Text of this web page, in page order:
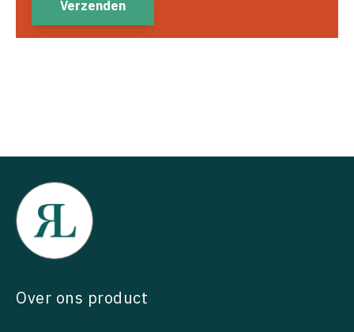
Over ons product